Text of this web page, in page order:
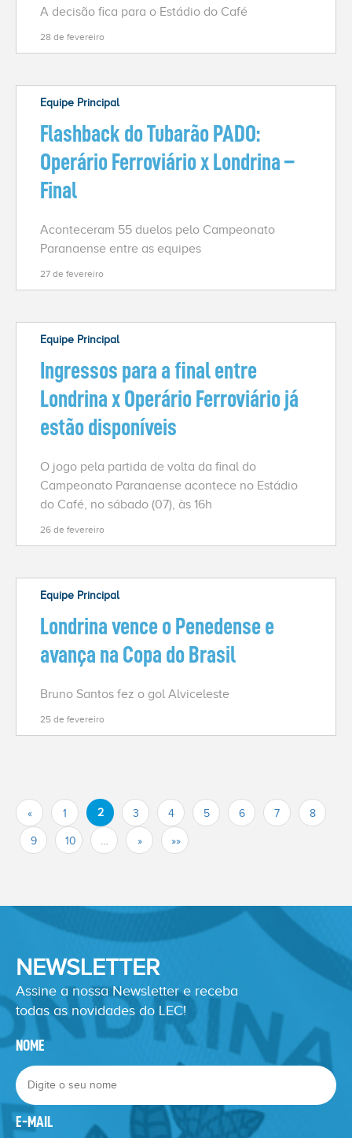
A decisão fica para o Estádio do Café
28 de fevereiro
Equipe Principal
Flashback do Tubarão PADO:
Operário Ferroviário x Londrina –
Final
Aconteceram 55 duelos pelo Campeonato
Paranaense entre as equipes
27 de fevereiro
Equipe Principal
Ingressos para a final entre
Londrina x Operário Ferroviário já
estão disponíveis
O jogo pela partida de volta da final do
Campeonato Paranaense acontece no Estádio
do Café, no sábado (07), às 16h
26 de fevereiro
Equipe Principal
Londrina vence o Penedense e
avança na Copa do Brasil
Bruno Santos fez o gol Alviceleste
25 de fevereiro
« 1 2 3 4 5 6 7 8
9 10 … » »»
NEWSLETTER
Assine a nossa Newsletter e receba
todas as novidades do LEC!
NOME
E-MAIL